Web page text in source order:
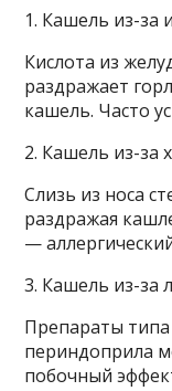
1. Кашель из-за
Кислота из
раздражает
кашель. Часто
2. Кашель из-за
Слизь из носа
раздражая
—
3. Кашель из-за
Препараты
периндоприла
побочный